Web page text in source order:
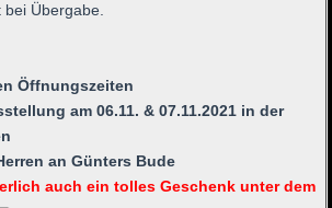
Übergabe.
Öffnungszeiten
am 06.11. & 07.11.2021 in der
an Günters Bude
auch ein tolles Geschenk unter dem